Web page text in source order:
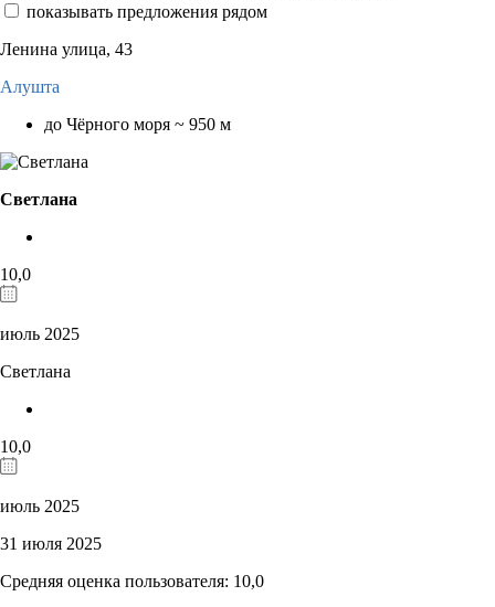
показывать предложения рядом
Ленина улица, 43
Алушта
до Чёрного моря ~ 950 м
Светлана
10,0
июль 2025
Светлана
10,0
июль 2025
31 июля 2025
Средняя оценка пользователя: 10,0